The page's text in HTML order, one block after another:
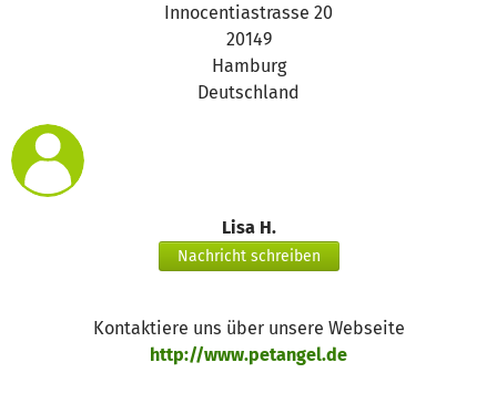
Innocentiastrasse 20
20149
Hamburg
Deutschland
Lisa H.
Nachricht schreiben
Kontaktiere uns über unsere Webseite
http://www.petangel.de